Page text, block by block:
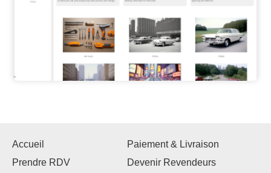
Accueil
Paiement & Livraison
Prendre RDV
Devenir Revendeurs